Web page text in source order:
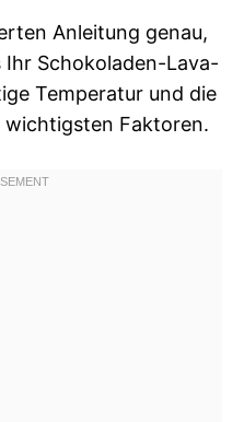
Anleitung genau,
Ihr Schokoladen-Lava-
Temperatur und die
wichtigsten Faktoren.